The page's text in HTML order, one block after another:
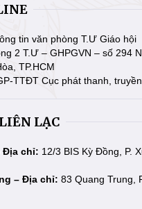
tin văn phòng T.Ư Giáo hội
2 T.Ư – GHPGVN – số 294
TP.HCM
TTĐT Cục phát thanh,
LẠC
Địa chỉ: 12/3 BIS Kỳ Đồng, P.
– Địa chỉ: 83 Quang Trung,